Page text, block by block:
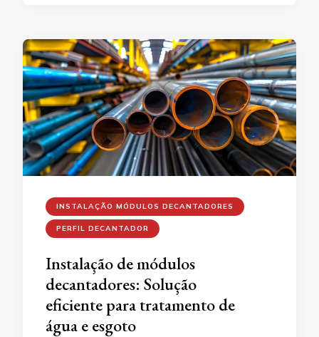
INSTALAÇÃO MÓDULOS DECANTADORES
PERFIL DECANTADOR
Instalação de módulos
decantadores: Solução
eficiente para tratamento de
água e esgoto